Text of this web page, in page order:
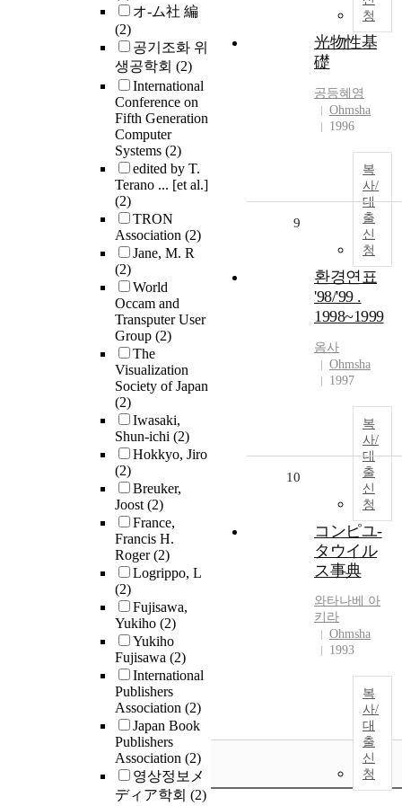
オ-ム社 編
(2)
공기조화 위
생공학회 (2)
International
Conference on
Fifth Generation
Computer
Systems (2)
edited by T.
Terano ... [et al.]
(2)
TRON
Association (2)
Jane, M. R
(2)
World
Occam and
Transputer User
Group (2)
The
Visualization
Society of Japan
(2)
Iwasaki,
Shun-ichi (2)
Hokkyo, Jiro
(2)
Breuker,
Joost(2)
France,
Francis H.
Roger(2)
Logrippo, L
(2)
Fujisawa,
Yukiho (2)
Yukiho
Fujisawa (2)
International
Publishers
Association (2)
Japan Book
Publishers
Association (2)
영상정보メ
ディア학회 (2)
청
光物性基
礎
공등혜영
Ohmsha
1996
복
사/
대
출
신
청
9
환경연표
'98/'99 .
1998~1999
옴사
Ohmsha
1997
복
사/
대
출
신
청
10
コンピユ-
タウイル
ス事典
와타나베 아
키라
Ohmsha
1993
복
사/
대
출
신
청